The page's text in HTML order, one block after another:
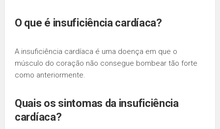
O que é insuficiência cardíaca?
A insuficiência cardíaca é uma doença em que o
músculo do coração não consegue bombear tão forte
como anteriormente.
Quais os sintomas da insuficiência
cardíaca?